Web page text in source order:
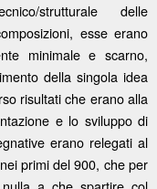
strutturale delle
esse erano
minimale e scarno,
della singola idea
risultati che erano alla
e lo sviluppo di
erano relegati al
primi del 900, che per